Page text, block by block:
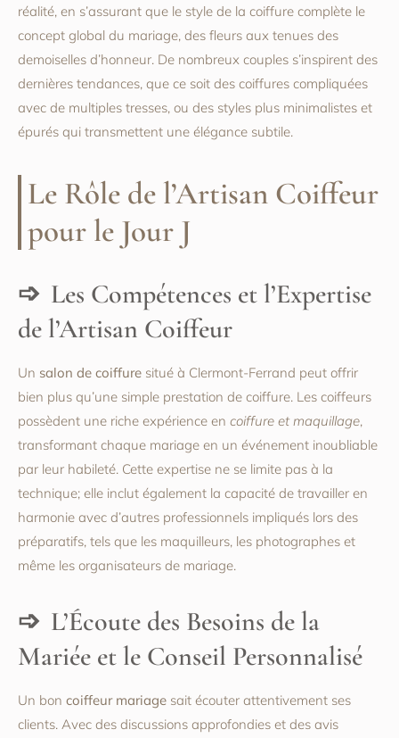
réalité, en s’assurant que le style de la coiffure complète le
concept global du mariage, des fleurs aux tenues des
demoiselles d’honneur. De nombreux couples s’inspirent des
dernières tendances, que ce soit des coiffures compliquées
avec de multiples tresses, ou des styles plus minimalistes et
épurés qui transmettent une élégance subtile.
Le Rôle de l’Artisan Coiffeur
pour le Jour J
Les Compétences et l’Expertise
de l’Artisan Coiffeur
Un salon de coiffure situé à Clermont-Ferrand peut offrir
bien plus qu’une simple prestation de coiffure. Les coiffeurs
possèdent une riche expérience en coiffure et maquillage,
transformant chaque mariage en un événement inoubliable
par leur habileté. Cette expertise ne se limite pas à la
technique; elle inclut également la capacité de travailler en
harmonie avec d’autres professionnels impliqués lors des
préparatifs, tels que les maquilleurs, les photographes et
même les organisateurs de mariage.
L’Écoute des Besoins de la
Mariée et le Conseil Personnalisé
Un bon coiffeur mariage sait écouter attentivement ses
clients. Avec des discussions approfondies et des avis